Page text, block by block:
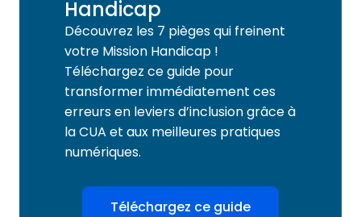
Handicap
Découvrez les 7 pièges qui freinent
votre Mission Handicap !
Téléchargez ce guide pour
transformer immédiatement ces
erreurs en leviers d’inclusion grâce à
la CUA et aux meilleures pratiques
numériques.
Téléchargez ce guide